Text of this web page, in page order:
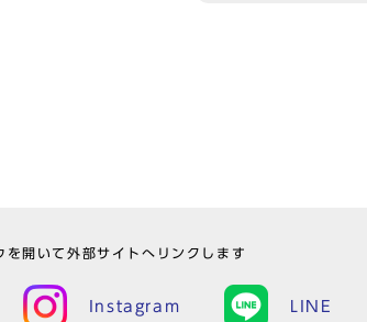
開いて外部サイトへリンクします
Instagram LINE